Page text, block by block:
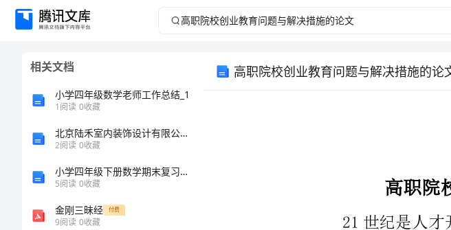
高
相关文档
小学四年级数学老师工作总结_1
1阅读 0收藏
北京陆禾室内装饰设计有限公司介绍企业发展分析报告
2阅读 0收藏
小学四年级下册数学期末复习题带答案（夺分金卷）
5阅读 0收藏
金刚三昧经 付费
9阅读 0收藏
高职院校创业教育问题与解决措施的论